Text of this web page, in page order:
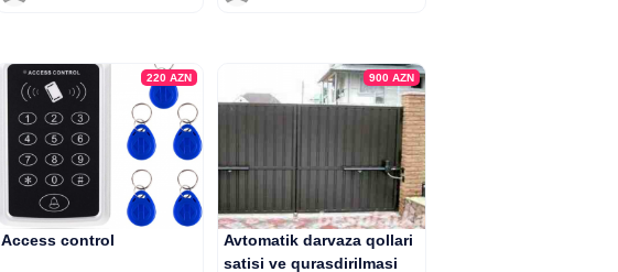
220 AZN
Access control
900 AZN
Avtomatik darvaza qollari
satisi ve qurasdirilmasi